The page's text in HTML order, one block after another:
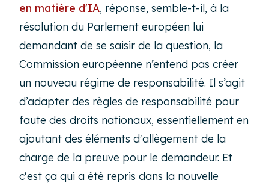
en matière d'IA, réponse, semble-t-il, à la
résolution du Parlement européen lui
demandant de se saisir de la question, la
Commission européenne n’entend pas créer
un nouveau régime de responsabilité. Il s’agit
d’adapter des règles de responsabilité pour
faute des droits nationaux, essentiellement en
ajoutant des éléments d'allègement de la
charge de la preuve pour le demandeur. Et
c'est ça qui a été repris dans la nouvelle